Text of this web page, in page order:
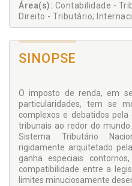
Área(s): Contabilidade -
Direito - Tributário;
SINOPSE
O imposto de renda, em
particularidades, tem se
complexos e debatidos
tribunais ao redor do
Sistema Tributário
rigidamente arquitetado
ganha especiais
compatibilidade entre a
limites minuciosamente